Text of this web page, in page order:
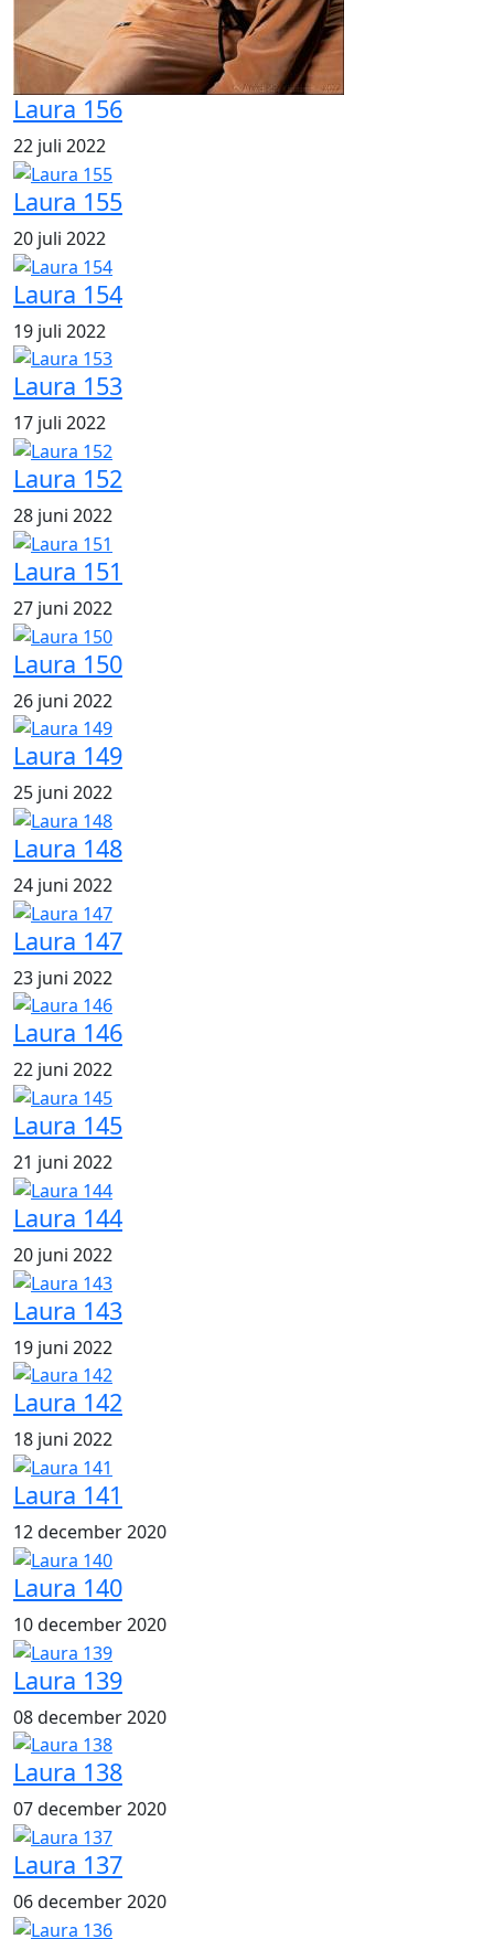
Laura 156
22 juli 2022
Laura 155
20 juli 2022
Laura 154
19 juli 2022
Laura 153
17 juli 2022
Laura 152
28 juni 2022
Laura 151
27 juni 2022
Laura 150
26 juni 2022
Laura 149
25 juni 2022
Laura 148
24 juni 2022
Laura 147
23 juni 2022
Laura 146
22 juni 2022
Laura 145
21 juni 2022
Laura 144
20 juni 2022
Laura 143
19 juni 2022
Laura 142
18 juni 2022
Laura 141
12 december 2020
Laura 140
10 december 2020
Laura 139
08 december 2020
Laura 138
07 december 2020
Laura 137
06 december 2020